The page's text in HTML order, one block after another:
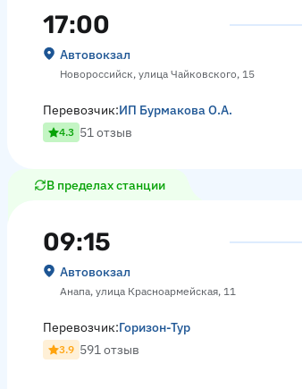
17:00
Автовокзал
Новороссийск, улица Чайковского, 15
Перевозчик:ИП Бурмакова О.А.
4.3 51 отзыв
В пределах станции
09:15
Автовокзал
Анапа, улица Красноармейская, 11
Перевозчик:Горизон-Тур
3.9 591 отзыв